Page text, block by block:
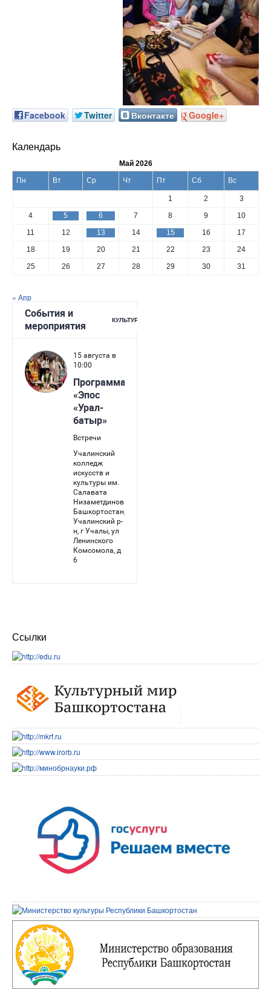
Facebook Twitter Вконтакте Google+
Календарь
Май 2026
Пн
Вт Ср Чт Пт Сб Вс
1 2
3
4
5 6 7 8 9
10
11
12 13 14 15 16
17
18
19 20 21 22 23
24
25
26 27 28 29 30 31
« Апр
Ссылки